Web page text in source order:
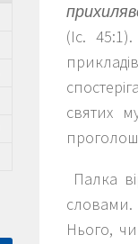
(Іс.
святих
Палка
Нього,